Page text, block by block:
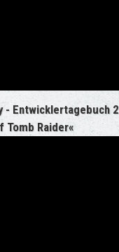
- Entwicklertagebuch 2
Tomb Raider«